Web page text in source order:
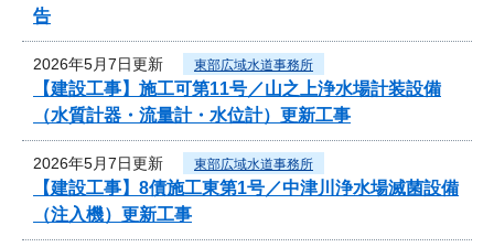
告
2026年5月7日更新 東部広域水道事務所
【建設工事】施工可第11号／山之上浄水場計装設備
（水質計器・流量計・水位計）更新工事
2026年5月7日更新 東部広域水道事務所
【建設工事】8債施工東第1号／中津川浄水場滅菌設備
（注入機）更新工事